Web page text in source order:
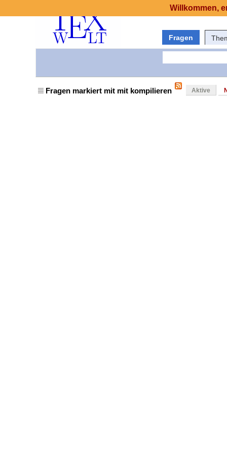
Fragen
Fragen markiert mit mit kompilieren Aktive
Willkommen,